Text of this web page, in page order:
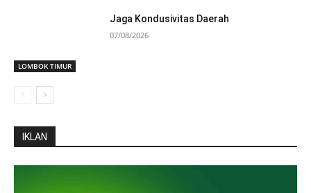
LOMBOK TIMUR
Jaga Kondusivitas Daerah
07/08/2026
IKLAN